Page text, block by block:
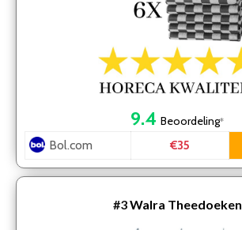
9.4 Beoordeling*
Bol.com €35
#3Walra Theedoeken